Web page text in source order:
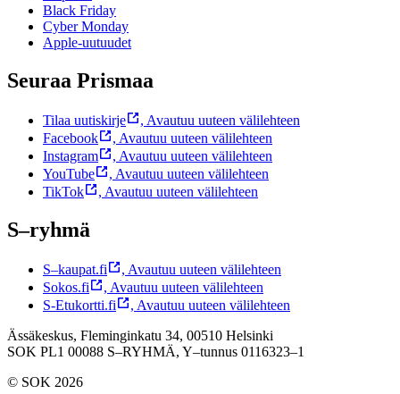
Black Friday
Cyber Monday
Apple-uutuudet
Seuraa Prismaa
Tilaa uutiskirje , Avautuu uuteen välilehteen
Facebook
, Avautuu uuteen välilehteen
Instagram
, Avautuu uuteen välilehteen
YouTube
, Avautuu uuteen välilehteen
TikTok
, Avautuu uuteen välilehteen
S–ryhmä
S–kaupat.fi , Avautuu uuteen välilehteen
Sokos.fi
, Avautuu uuteen välilehteen
S-Etukortti.fi
, Avautuu uuteen välilehteen
Ässäkeskus, Fleminginkatu 34, 00510 Helsinki
SOK PL1 00088 S–RYHMÄ, Y–tunnus 0116323–1
© SOK 2026